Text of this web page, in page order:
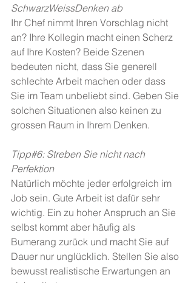
SchwarzWeissDenken ab
Ihr Chef nimmt Ihren Vorschlag nicht
an? Ihre Kollegin macht einen Scherz
auf Ihre Kosten? Beide Szenen
bedeuten nicht, dass Sie generell
schlechte Arbeit machen oder dass
Sie im Team unbeliebt sind. Geben Sie
solchen Situationen also keinen zu
grossen Raum in Ihrem Denken.
Tipp#6: Streben Sie nicht nach
Perfektion
Natürlich möchte jeder erfolgreich im
Job sein. Gute Arbeit ist dafür sehr
wichtig. Ein zu hoher Anspruch an Sie
selbst kommt aber häufig als
Bumerang zurück und macht Sie auf
Dauer nur unglücklich. Stellen Sie also
bewusst realistische Erwartungen an